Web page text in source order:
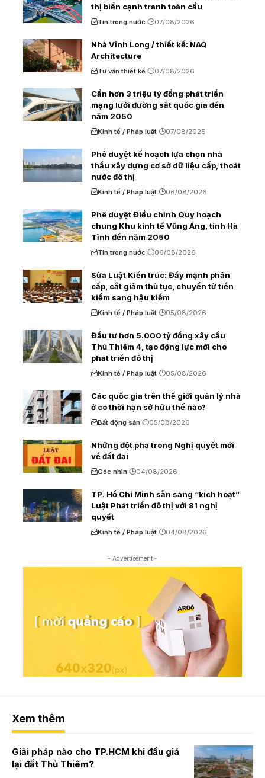
thị biển cạnh tranh toàn cầu
Tin trong nước 07/08/2026
Nhà Vĩnh Long / thiết kế: NAQ
Architecture
Tư vấn thiết kế 07/08/2026
Cần hơn 3 triệu tỷ đồng phát triển
mạng lưới đường sắt quốc gia đến
năm 2050
Kinh tế / Pháp luật 07/08/2026
Phê duyệt kế hoạch lựa chọn nhà
thầu xây dựng cơ sở dữ liệu cấp, thoát
nước đô thị
Kinh tế / Pháp luật 06/08/2026
Phê duyệt Điều chỉnh Quy hoạch
chung Khu kinh tế Vũng Áng, tỉnh Hà
Tĩnh đến năm 2050
Tin trong nước 06/08/2026
Sửa Luật Kiến trúc: Đẩy mạnh phân
cấp, cắt giảm thủ tục, chuyển từ tiền
kiểm sang hậu kiểm
Kinh tế / Pháp luật 05/08/2026
Đầu tư hơn 5.000 tỷ đồng xây cầu
Thủ Thiêm 4, tạo động lực mới cho
phát triển đô thị
Kinh tế / Pháp luật 05/08/2026
Các quốc gia trên thế giới quản lý nhà
ở có thời hạn sở hữu thế nào?
Bất động sản 05/08/2026
Những đột phá trong Nghị quyết mới
về đất đai
Góc nhìn 04/08/2026
TP. Hồ Chí Minh sẵn sàng “kích hoạt”
Luật Phát triển đô thị với 81 nghị
quyết
Kinh tế / Pháp luật 04/08/2026
- Advertisement -
Xem thêm
Giải pháp nào cho TP.HCM khi đấu giá
lại đất Thủ Thiêm?